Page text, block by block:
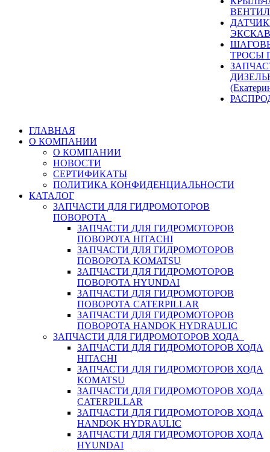
ТРОСЫ
ГЛАВНАЯ
О КОМПАНИИ
О КОМПАНИИ
НОВОСТИ
СЕРТИФИКАТЫ
ПОЛИТИКА КОНФИДЕНЦИАЛЬНОСТИ
КАТАЛОГ
ЗАПЧАСТИ ДЛЯ ГИДРОМОТОРОВ
ПОВОРОТА
ЗАПЧАСТИ ДЛЯ ГИДРОМОТОРОВ
ПОВОРОТА HITACHI
ЗАПЧАСТИ ДЛЯ ГИДРОМОТОРОВ
ПОВОРОТА KOMATSU
ЗАПЧАСТИ ДЛЯ ГИДРОМОТОРОВ
ПОВОРОТА HYUNDAI
ЗАПЧАСТИ ДЛЯ ГИДРОМОТОРОВ
ПОВОРОТА CATERPILLAR
ЗАПЧАСТИ ДЛЯ ГИДРОМОТОРОВ
ПОВОРОТА HANDOK HYDRAULIC
ЗАПЧАСТИ ДЛЯ ГИДРОМОТОРОВ ХОДА
ЗАПЧАСТИ ДЛЯ ГИДРОМОТОРОВ ХОДА
HITACHI
ЗАПЧАСТИ ДЛЯ ГИДРОМОТОРОВ ХОДА
KOMATSU
ЗАПЧАСТИ ДЛЯ ГИДРОМОТОРОВ ХОДА
CATERPILLAR
ЗАПЧАСТИ ДЛЯ ГИДРОМОТОРОВ ХОДА
HANDOK HYDRAULIC
ЗАПЧАСТИ ДЛЯ ГИДРОМОТОРОВ ХОДА
HYUNDAI